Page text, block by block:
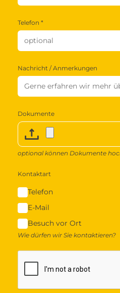
Telefon *
Nachricht / Anmerkungen
Dokumente
optional können Dokumente
Kontaktart
Telefon
E-Mail
Besuch vor Ort
Wie dürfen wir Sie kontaktieren?